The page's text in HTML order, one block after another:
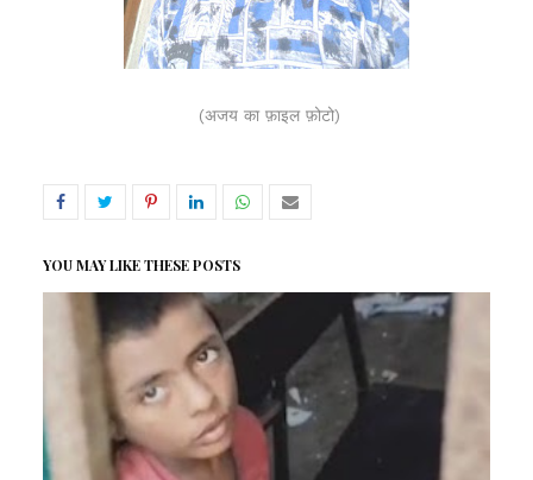
(अजय का फ़ाइल फ़ोटो)
YOU MAY LIKE THESE POSTS